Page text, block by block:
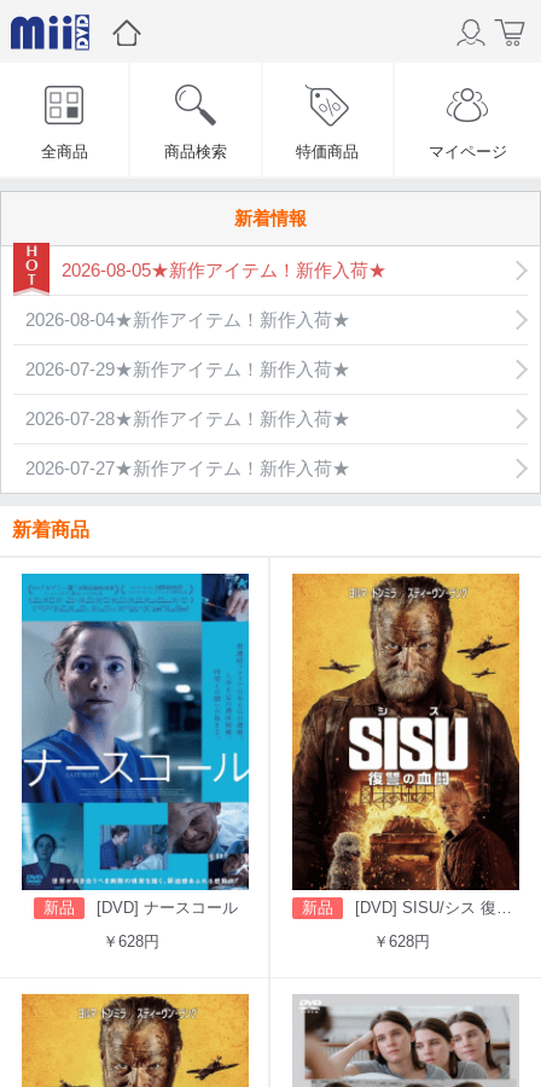
全商品 商品検索 特価商品 マイページ
新着情報
2026-08-05★新作アイテム！新作入荷★
2026-08-04★新作アイテム！新作入荷★
2026-07-29★新作アイテム！新作入荷★
2026-07-28★新作アイテム！新作入荷★
2026-07-27★新作アイテム！新作入荷★
新着商品
新品
[DVD] ナースコール
￥628円
新品
[DVD] SISU/シス 復讐の血闘（吹替版）
￥628円